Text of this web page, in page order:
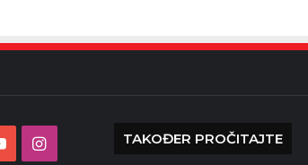
YouTubeInstagram TAKOĐER PROČITAJTE